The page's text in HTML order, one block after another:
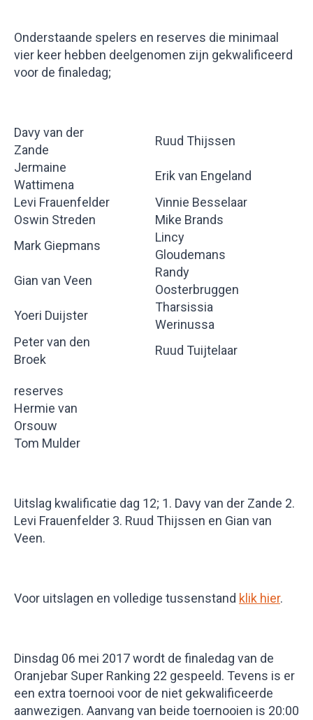
Onderstaande spelers en reserves die minimaal
vier keer hebben deelgenomen zijn gekwalificeerd
voor de finaledag;
Davy van der
Zande
Ruud Thijssen
Jermaine
Wattimena
Erik van Engeland
Levi Frauenfelder
Vinnie Besselaar
Oswin Streden
Mike Brands
Mark Giepmans
Lincy
Gloudemans
Gian van Veen
Randy
Oosterbruggen
Yoeri Duijster
Tharsissia
Werinussa
Peter van den
Broek
Ruud Tuijtelaar
reserves
Hermie van
Orsouw
Tom Mulder
Uitslag kwalificatie dag 12; 1. Davy van der Zande 2.
Levi Frauenfelder 3. Ruud Thijssen en Gian van
Veen.
Voor uitslagen en volledige tussenstand klik hier.
Dinsdag 06 mei 2017 wordt de finaledag van de
Oranjebar Super Ranking 22 gespeeld. Tevens is er
een extra toernooi voor de niet gekwalificeerde
aanwezigen. Aanvang van beide toernooien is 20:00